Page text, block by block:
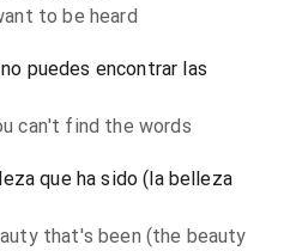
to be heard
puedes encontrar las
can't find the words
que ha sido (la belleza
that's been (the beauty